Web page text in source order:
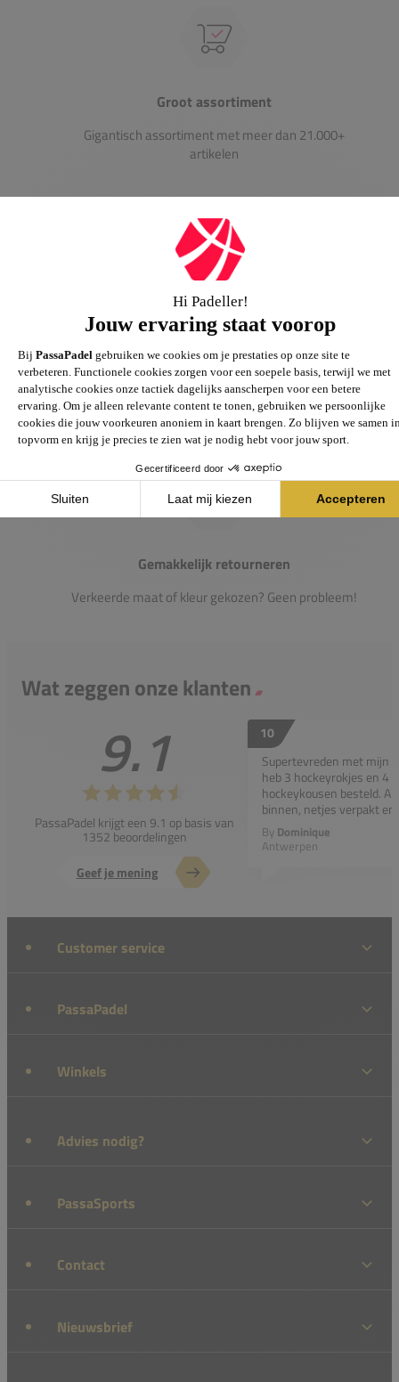
Groot assortiment
Gigantisch assortiment met meer dan 21.000+
artikelen
Passie voor de sport
Heb je vragen over onze producten? Onze specialisten
helpen je graag verder.
Gemakkelijk retourneren
Verkeerde maat of kleur gekozen? Geen probleem!
Wat zeggen onze klanten
9.1
PassaPadel krijgt een 9.1 op basis van
1352 beoordelingen
Geef je mening
10
Supertevreden met mijn
heb 3 hockeyrokjes en 4
hockeykousen besteld.
binnen, netjes verpakt
By Dominique
Antwerpen
Customer service
PassaPadel
Winkels
Advies nodig?
PassaSports
Contact
Nieuwsbrief